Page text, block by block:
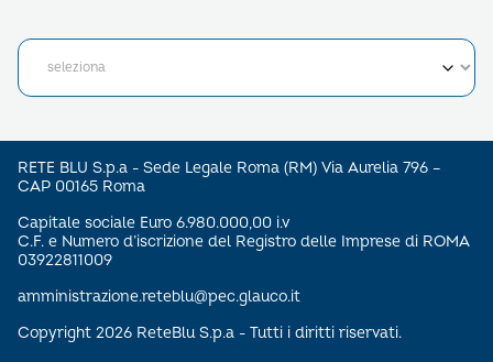
RETE BLU S.p.a - Sede Legale Roma (RM) Via Aurelia 796 –
CAP 00165 Roma
Capitale sociale Euro 6.980.000,00 i.v
C.F. e Numero d’iscrizione del Registro delle Imprese di ROMA
03922811009
amministrazione.reteblu@pec.glauco.it
Copyright 2026 ReteBlu S.p.a - Tutti i diritti riservati.